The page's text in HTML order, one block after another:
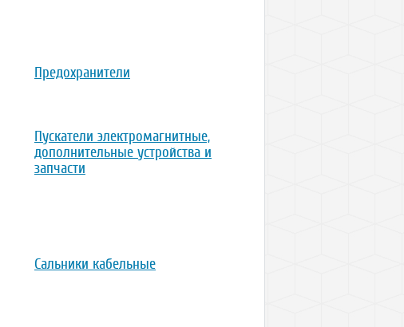
Предохранители
Пускатели электромагнитные,
дополнительные устройства и
запчасти
Сальники кабельные